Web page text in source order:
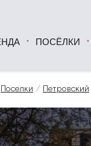
ПОСЁЛКИ
Поселки Петровский